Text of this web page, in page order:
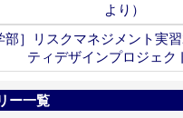
より）
部］リスクマネジメント実
ティデザインプロジェク
ー一覧